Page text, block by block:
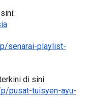
senarai-playlist-
di sini
pusat-tuisyen-ayu-